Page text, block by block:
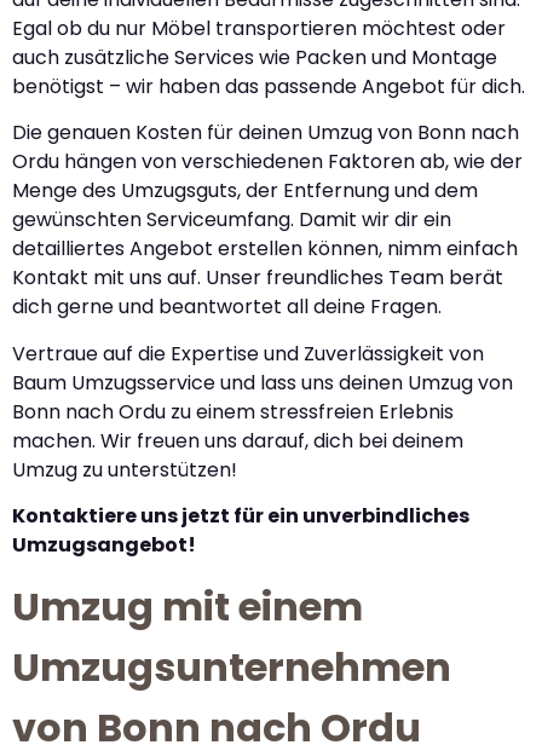
Egal ob du nur Möbel transportieren möchtest oder
auch zusätzliche Services wie Packen und Montage
benötigst – wir haben das passende Angebot für dich.
Die genauen Kosten für deinen Umzug von Bonn nach
Ordu hängen von verschiedenen Faktoren ab, wie der
Menge des Umzugsguts, der Entfernung und dem
gewünschten Serviceumfang. Damit wir dir ein
detailliertes Angebot erstellen können, nimm einfach
Kontakt mit uns auf. Unser freundliches Team berät
dich gerne und beantwortet all deine Fragen.
Vertraue auf die Expertise und Zuverlässigkeit von
Baum Umzugsservice und lass uns deinen Umzug von
Bonn nach Ordu zu einem stressfreien Erlebnis
machen. Wir freuen uns darauf, dich bei deinem
Umzug zu unterstützen!
Kontaktiere uns jetzt für ein unverbindliches
Umzugsangebot!
Umzug mit einem
Umzugsunternehmen
von Bonn nach Ordu